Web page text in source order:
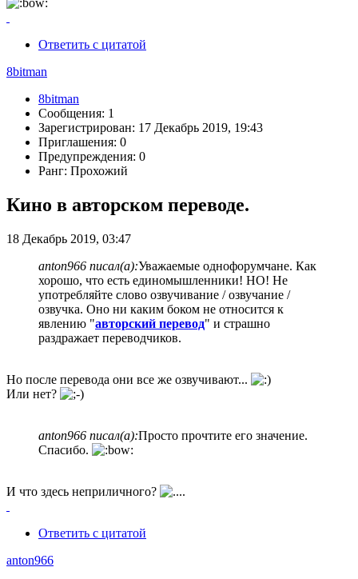
Ответить с цитатой
8bitman
8bitman
Сообщения: 1
Зарегистрирован: 17 Декабрь 2019, 19:43
Приглашения: 0
Предупреждения: 0
Ранг: Прохожий
Кино в авторском переводе.
18 Декабрь 2019, 03:47
anton966 писал(а):Уважаемые однофорумчане. Как
хорошо, что есть единомышленники! НО! Не
употребляйте слово озвучивание / озвучание /
озвучка. Оно ни каким боком не относится к
явлению "авторский перевод" и страшно
раздражает переводчиков.
Но после перевода они все же озвучивают...
Или нет?
anton966 писал(а):Просто прочтите его значение.
Спасибо.
И что здесь неприличного?
Ответить с цитатой
anton966